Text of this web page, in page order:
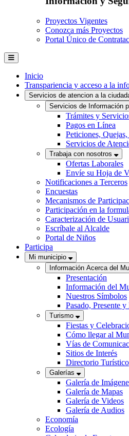
Proyectos Vigentes
Conozca más Proyectos
Portal Único de
Inicio
Transpariencia y acceso a la
Servicios de atencion a la
Servicios de Información
Trámites y
Pagos en Línea
Peticiones,
Servicios de
Trabaja con nosotros
Ofertas Laborales
Envíe su Hoja de
Notificaciones a Terceros
Encuestas
Mecanismos de
Participación en la
Caracterización de
Escríbale al Alcalde
Portal de Niños
Participa
Mi municipio
Información Acerca del
Presentación
Información del
Nuestros Símbolos
Pasado, Presente
Turismo
Fiestas y
Cómo llegar al
Vías de
Sitios de Interés
Directorio Turístico
Galerías
Galería de
Galería de Mapas
Galería de Videos
Galería de Audios
Economía
Ecología